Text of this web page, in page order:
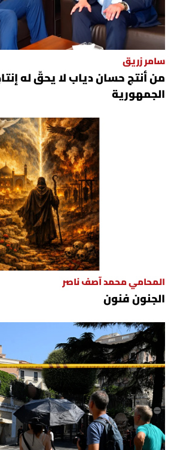
سامر زريق
من أنتج حسان دياب لا يحقّ له
الجمهورية
المحامي محمد آصف ناصر
الجنون فنون